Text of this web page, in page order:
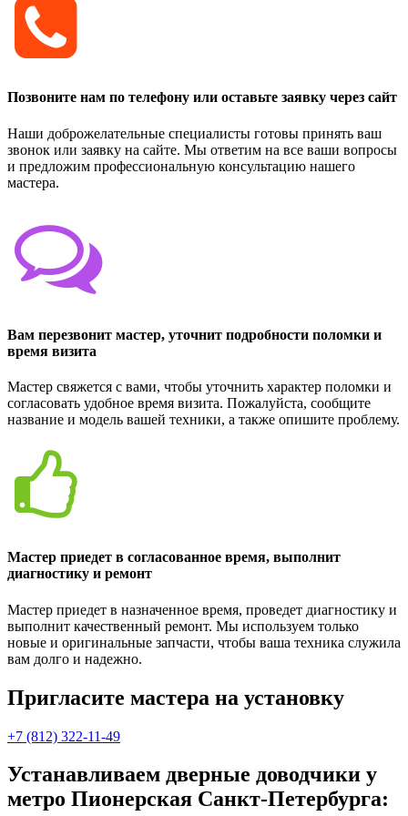
Позвоните нам по телефону или оставьте заявку через сайт
Наши доброжелательные специалисты готовы принять ваш
звонок или заявку на сайте. Мы ответим на все ваши вопросы
и предложим профессиональную консультацию нашего
мастера.
Вам перезвонит мастер, уточнит подробности поломки и
время визита
Мастер свяжется с вами, чтобы уточнить характер поломки и
согласовать удобное время визита. Пожалуйста, сообщите
название и модель вашей техники, а также опишите проблему.
Мастер приедет в согласованное время, выполнит
диагностику и ремонт
Мастер приедет в назначенное время, проведет диагностику и
выполнит качественный ремонт. Мы используем только
новые и оригинальные запчасти, чтобы ваша техника служила
вам долго и надежно.
Пригласите мастера на установку
+7 (812) 322-11-49
Устанавливаем дверные доводчики у
метро Пионерская Санкт-Петербурга: